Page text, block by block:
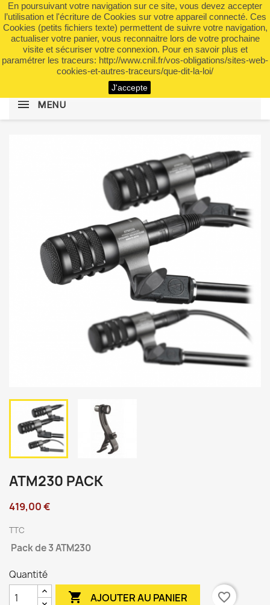
En poursuivant votre navigation sur ce site, vous devez accepter
l’utilisation et l'écriture de Cookies sur votre appareil connecté. Ces
Cookies (petits fichiers texte) permettent de suivre votre navigation,
actualiser votre panier, vous reconnaitre lors de votre prochaine
visite et sécuriser votre connexion. Pour en savoir plus et
paramétrer les traceurs: http://www.cnil.fr/vos-obligations/sites-web-
cookies-et-autres-traceurs/que-dit-la-loi/
J'accepte
 shopping_cart (0)

search
MENU
ATM230 PACK
419,00 €
TTC
Pack de 3 ATM230
Quantité
 AJOUTER AU PANIER favorite_border